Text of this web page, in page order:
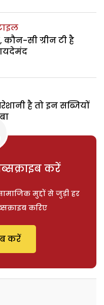
सी ग्रीन टी है
है तो इन सब्जियों
करें
मुद्दों से जुड़ी हर
करिए
करें